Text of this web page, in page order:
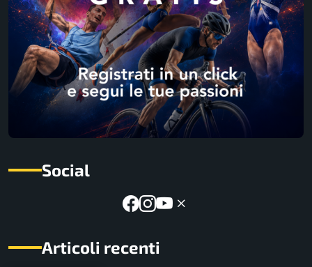
Social
Articoli recenti